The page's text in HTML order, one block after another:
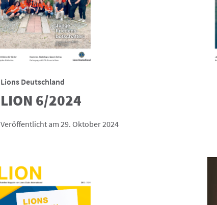
Lions Deutschland
LION 6/2024
Veröffentlicht am 29. Oktober 2024